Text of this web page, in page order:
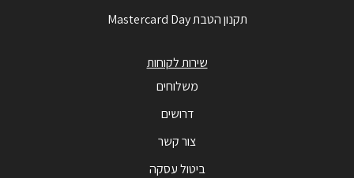
תקנון הטבת Mastercard Day
שירות לקוחות
משלוחים
דרושים
צור קשר
ביטול עסקה